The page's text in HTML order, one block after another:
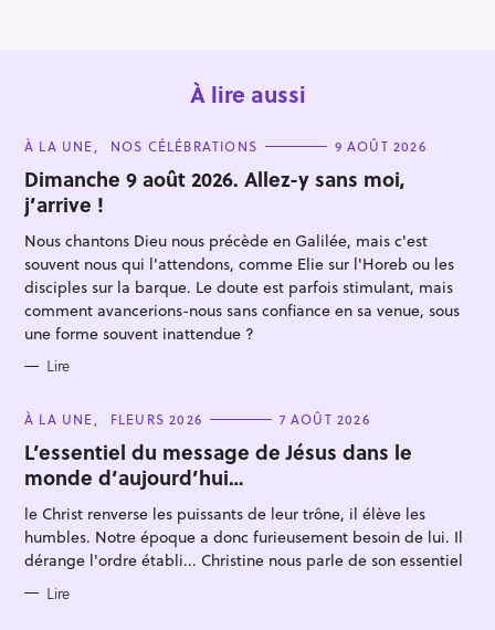
À lire aussi
C
T
E
G
O
R
I
E
S
À LA UNE NOS CÉLÉBRATIONS 9 AOÛT 2026
Dimanche 9 août 2026. Allez-y sans moi,
j’arrive !
Nous chantons Dieu nous précède en Galilée, mais c'est
souvent nous qui l'attendons, comme Elie sur l'Horeb ou les
disciples sur la barque. Le doute est parfois stimulant, mais
comment avancerions-nous sans confiance en sa venue, sous
une forme souvent inattendue ?
Lire
C
T
E
G
O
R
I
E
S
À LA UNE FLEURS 2026 7 AOÛT 2026
L’essentiel du message de Jésus dans le
monde d’aujourd’hui…
le Christ renverse les puissants de leur trône, il élève les
humbles. Notre époque a donc furieusement besoin de lui. Il
dérange l'ordre établi... Christine nous parle de son essentiel
Lire
R
c
h
e
c
h
e